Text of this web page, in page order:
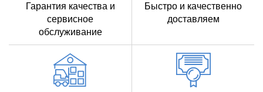
Гарантия качества и
сервисное
обслуживание
Быстро и качественно
доставляем